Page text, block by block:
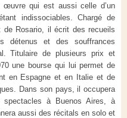
œuvre qui est aussi celle d’un
indissociables. Chargé de
de Rosario, il écrit des recueils
détenus et des souffrances
Titulaire de plusieurs prix et
une bourse qui lui permet de
en Espagne et en Italie et de
Dans son pays, il occupera
à Buenos Aires, à
aussi des récitals en solo et